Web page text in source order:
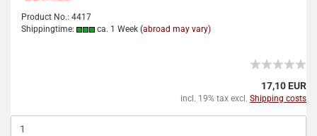
Product No.: 4417
Shippingtime:
ca. 1 Week (abroad may vary)
17,10 EUR
incl. 19% tax excl. Shipping costs